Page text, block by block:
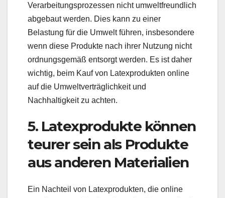
Verarbeitungsprozessen nicht umweltfreundlich
abgebaut werden. Dies kann zu einer
Belastung für die Umwelt führen, insbesondere
wenn diese Produkte nach ihrer Nutzung nicht
ordnungsgemäß entsorgt werden. Es ist daher
wichtig, beim Kauf von Latexprodukten online
auf die Umweltverträglichkeit und
Nachhaltigkeit zu achten.
5. Latexprodukte können
teurer sein als Produkte
aus anderen Materialien
Ein Nachteil von Latexprodukten, die online